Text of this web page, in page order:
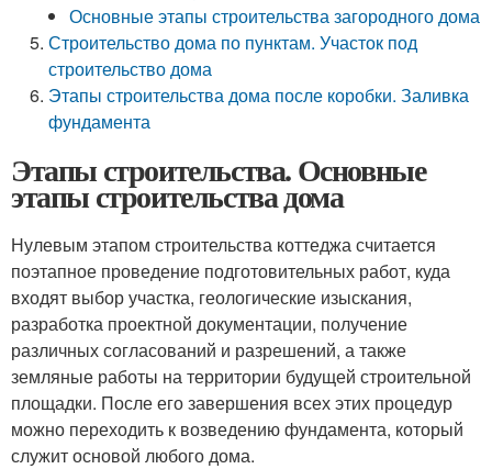
Основные этапы строительства загородного дома
Строительство дома по пунктам. Участок под
строительство дома
Этапы строительства дома после коробки. Заливка
фундамента
Этапы строительства. Основные
этапы строительства дома
Нулевым этапом строительства коттеджа считается
поэтапное проведение подготовительных работ, куда
входят выбор участка, геологические изыскания,
разработка проектной документации, получение
различных согласований и разрешений, а также
земляные работы на территории будущей строительной
площадки. После его завершения всех этих процедур
можно переходить к возведению фундамента, который
служит основой любого дома.